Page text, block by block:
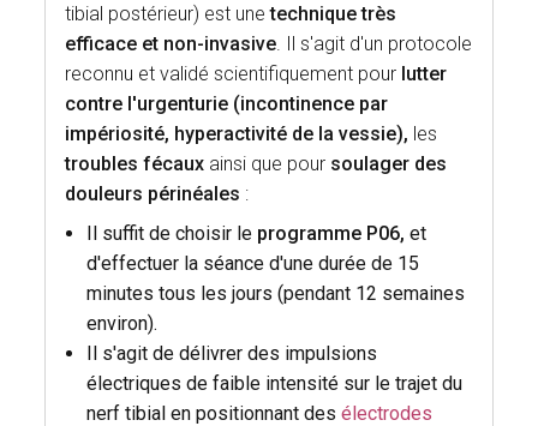
tibial postérieur) est une technique très
efficace et non-invasive . Il s'agit d'un protocole
reconnu et validé scientifiquement pour lutter
contre l'urgenturie (incontinence par
impériosité, hyperactivité de la vessie), les
troubles fécaux ainsi que pour soulager des
douleurs périnéales :
Il suffit de choisir le programme P06, et
d'effectuer la séance d'une durée de 15
minutes tous les jours (pendant 12 semaines
environ).
Il s'agit de délivrer des impulsions
électriques de faible intensité sur le trajet du
nerf tibial en positionnant des électrodes